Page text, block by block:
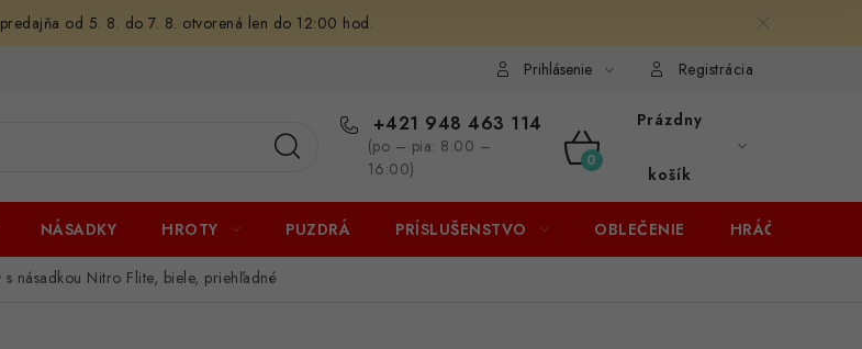
od 5. 8. do 7. 8. otvorená len do 12:00 hod.
Prihlásenie Registrácia
+421 948 463 114
(po – pia: 8:00 –
16:00)
NÁKUPNÝ
KOŠÍK
Prázdny
košík
NÁSADKY HROTY PUZDRÁ PRÍSLUŠENSTVO OBLEČENIE HRÁČI
násadkou Nitro Flite, biele, priehľadné